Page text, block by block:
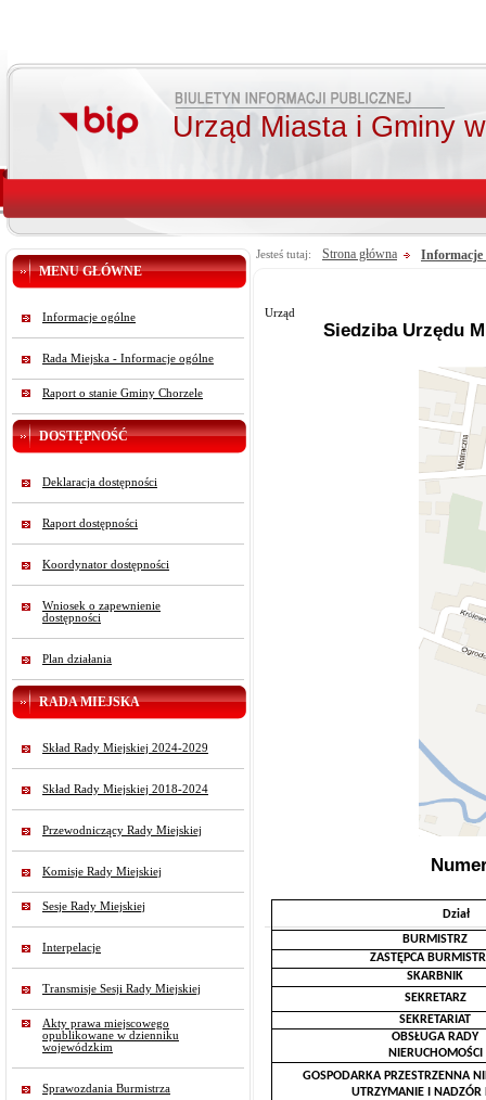
Urząd Miasta i Gminy
MENU GŁÓWNE
Informacje ogólne
Rada Miejska - Informacje ogólne
Raport o stanie Gminy Chorzele
DOSTĘPNOŚĆ
Deklaracja dostępności
Raport dostępności
Koordynator dostępności
Wniosek o zapewnienie
dostępności
Plan działania
RADA MIEJSKA
Skład Rady Miejskiej 2024-2029
Skład Rady Miejskiej 2018-2024
Przewodniczący Rady Miejskiej
Komisje Rady Miejskiej
Sesje Rady Miejskiej
Interpelacje
Transmisje Sesji Rady Miejskiej
Akty prawa miejscowego
opublikowane w dzienniku
wojewódzkim
Sprawozdania Burmistrza
Jesteś tutaj: Strona główna Informacje
Urząd
Siedziba Urzędu
Dział
BURMISTRZ
ZASTĘPCA
SKARBNIK
SEKRETARZ
SEKRETARIAT
OBSŁUGA RADY
NIERUCHOMOŚCI
GOSPODARKA PRZESTRZENNA
UTRZYMANIE I NADZÓR